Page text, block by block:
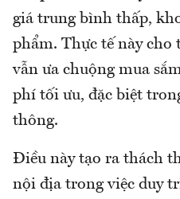
giá trung bình thấp,
phẩm. Thực tế này cho
vẫn ưa chuộng mua
phí tối ưu, đặc biệt
thông.
Điều này tạo ra thách
nội địa trong việc duy